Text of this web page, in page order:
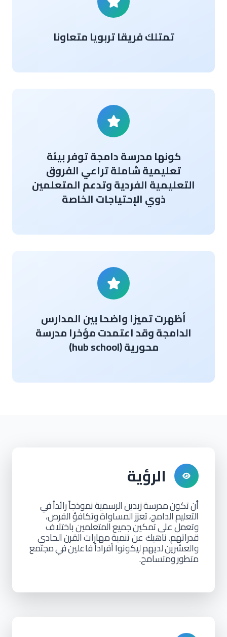
تمتلك فريقا تربويا متعاونا
كونها مدرسة دامجة توفر بيئة
تعليمية شاملة تراعي الفروق
التعليمية الفردية وتدعم المتعلمين
ذوي الإحتياجات الخاصة
أظهرت تميزا واضحا بين المدارس
الدامجة وقد اعتمدت مؤخرا مدرسة
محورية (hub school)
الرؤية
أنتكونمدرسةزبدينالرسميةنموذجاًرائداًفي
التعليمالدامج،تعززالمساواةوتكافؤالفرص،
وتعملعلى تمكينجميعالمتعلمينباختلاف
قدراتهم. ناهيك عن تنميةمهاراتالقرنالحادي
والعشرينلديهمليكونواأفراداًفاعلينفي مجتمع
متطورومتسامح.